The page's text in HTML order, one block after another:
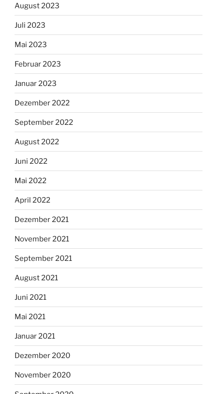
August 2023
Juli 2023
Mai 2023
Februar 2023
Januar 2023
Dezember 2022
September 2022
August 2022
Juni 2022
Mai 2022
April 2022
Dezember 2021
November 2021
September 2021
August 2021
Juni 2021
Mai 2021
Januar 2021
Dezember 2020
November 2020